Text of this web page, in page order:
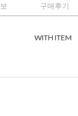
구매후기
WITH ITEM